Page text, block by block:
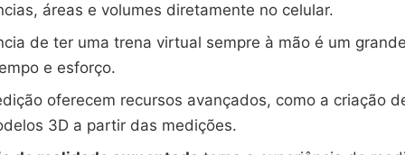
áreas e volumes diretamente no celular.
de ter uma trena virtual sempre à mão é um
e esforço.
oferecem recursos avançados, como a criação
3D a partir das medições.